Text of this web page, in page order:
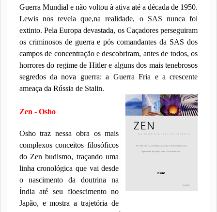
Guerra Mundial e não voltou à ativa até a década de 1950.
Lewis nos revela que,na realidade, o SAS nunca foi
extinto. Pela Europa devastada, os Caçadores perseguiram
os criminosos de guerra e pós comandantes da SAS dos
campos de concentração e descobriram, antes de todos, os
horrores do regime de Hitler e alguns dos mais tenebrosos
segredos da nova guerra: a Guerra Fria e a crescente
ameaça da Rússia de Stalin.
Zen - Osho
Osho traz nessa obra os mais
complexos conceitos filosóficos
do Zen budismo, traçando uma
linha cronológica que vai desde
o nascimento da doutrina na
Índia até seu floescimento no
Japão, e mostra a trajetória de